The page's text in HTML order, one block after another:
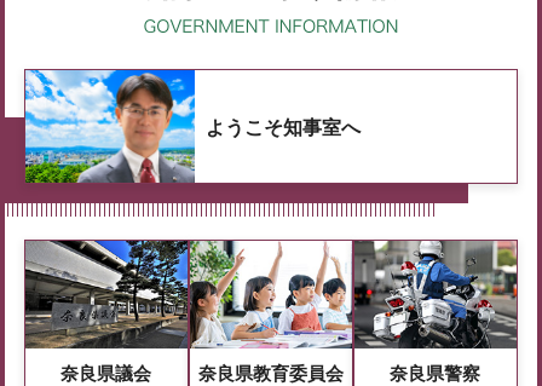
ようこそ知事室へ
奈良県議会 奈良県教育委員会 奈良県警察